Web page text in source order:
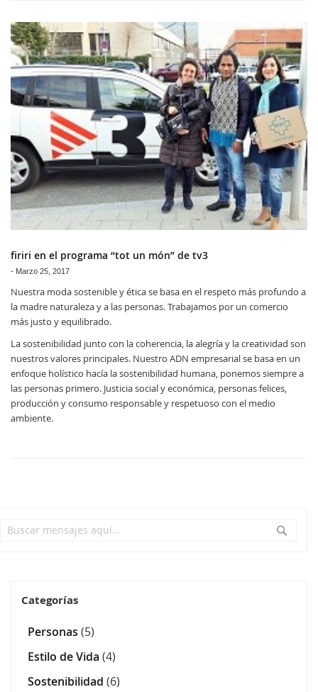
firiri en el programa “tot un món” de tv3
- Marzo 25, 2017
Nuestra moda sostenible y ética se basa en el respeto más profundo a
la madre naturaleza y a las personas. Trabajamos por un comercio
más justo y equilibrado.
La sostenibilidad junto con la coherencia, la alegría y la creatividad son
nuestros valores principales. Nuestro ADN empresarial se basa en un
enfoque holístico hacía la sostenibilidad humana, ponemos siempre a
las personas primero. Justicia social y económica, personas felices,
producción y consumo responsable y respetuoso con el medio
ambiente.
Search
Categorías
Personas (5)
Estilo de Vida (4)
Sostenibilidad (6)